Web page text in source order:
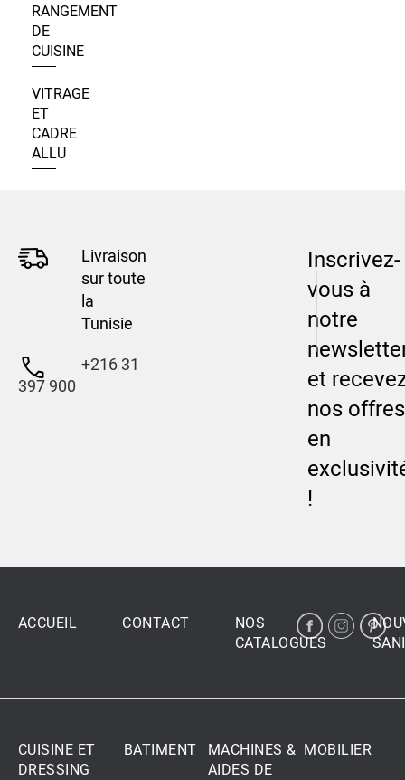
RANGEMENT
DE
CUISINE
VITRAGE
ET
CADRE
ALLU
Livraison
sur toute
la
Tunisie
+216 31
397 900
Inscrivez-
vous à
notre
et
nos offres
en
!
ACCUEIL CONTACT
NOS
CATALOGUES
CUISINE ET
DRESSING
BATIMENT
MACHINES &
AIDES DE
MOBILIER